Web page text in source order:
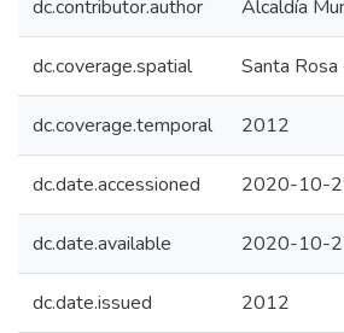
dc.contributor.author Alcaldía
dc.coverage.spatial Santa
dc.coverage.temporal 2012
dc.date.accessioned 2020-10-
dc.date.available 2020-10-
dc.date.issued 2012